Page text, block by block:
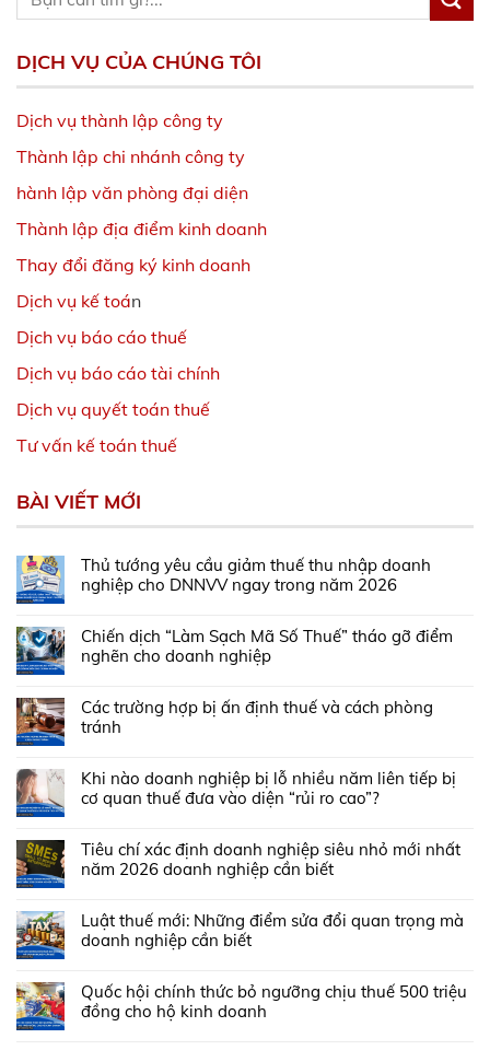
DỊCH VỤ CỦA CHÚNG TÔI
Dịch vụ thành lập công ty
Thành lập chi nhánh công ty
hành lập văn phòng đại diện
Thành lập địa điểm kinh doanh
Thay đổi đăng ký kinh doanh
Dịch vụ kế toán
Dịch vụ báo cáo thuế
Dịch vụ báo cáo tài chính
Dịch vụ quyết toán thuế
Tư vấn kế toán thuế
BÀI VIẾT MỚI
Thủ tướng yêu cầu giảm thuế thu nhập doanh
nghiệp cho DNNVV ngay trong năm 2026
Chiến dịch “Làm Sạch Mã Số Thuế” tháo gỡ điểm
nghẽn cho doanh nghiệp
Các trường hợp bị ấn định thuế và cách phòng
tránh
Khi nào doanh nghiệp bị lỗ nhiều năm liên tiếp bị
cơ quan thuế đưa vào diện “rủi ro cao”?
Tiêu chí xác định doanh nghiệp siêu nhỏ mới nhất
năm 2026 doanh nghiệp cần biết
Luật thuế mới: Những điểm sửa đổi quan trọng mà
doanh nghiệp cần biết
Quốc hội chính thức bỏ ngưỡng chịu thuế 500 triệu
đồng cho hộ kinh doanh